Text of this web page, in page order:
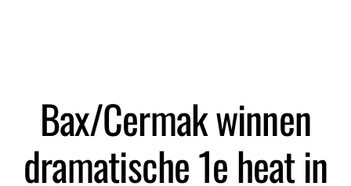
Bax/Cermak winnen
dramatische 1e heat in